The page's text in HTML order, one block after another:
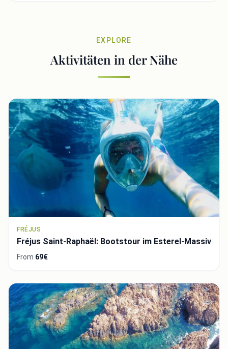
EXPLORE
Aktivitäten in der Nähe
FRÉJUS
Fréjus Saint-Raphaël: Bootstour im Esterel-Massiv
From 69€